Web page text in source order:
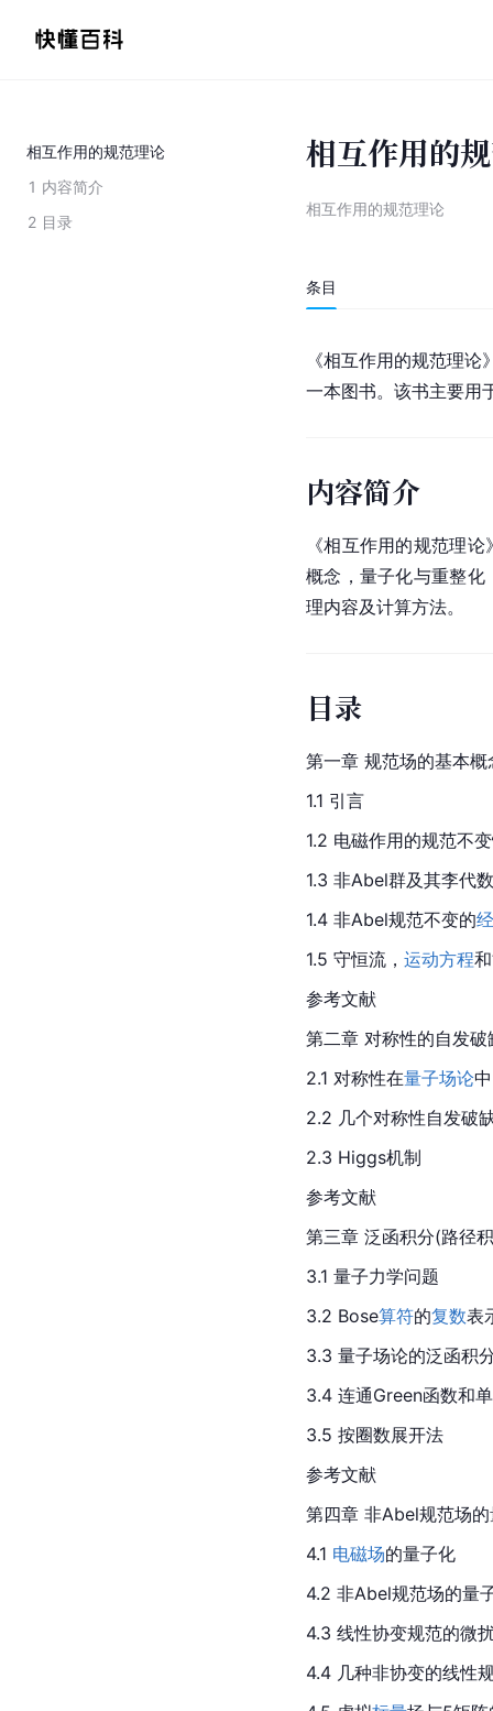
相互作用的规范理论
1 内容简介
2 目录
相互作用的
相互作用的规范理论
条目
《相互作用的规范理论
一本图书。该书主要用
内容简介
《相互作用的规范理
概念，量子化与重整
理内容及计算方法。
目录
第一章 规范场的基本
1.1 引言
1.2 电磁作用的规范不
1.3 非Abel群及其李代数
1.4 非Abel规范不变的
1.5 守恒流， 运动方程
参考文献
第二章 对称性的自发
2.1 对称性在量子场论
2.2 几个对称性自发破
2.3 Higgs机制
参考文献
第三章 泛函积分(路径
3.1 量子力学问题
3.2 Bose算符的复数表
3.3 量子场论的泛函积
3.4 连通Green函数和
3.5 按圈数展开法
参考文献
第四章 非Abel规范场
4.1 电磁场的量子化
4.2 非Abel规范场的量
4.3 线性协变规范的微
4.4 几种非协变的线性